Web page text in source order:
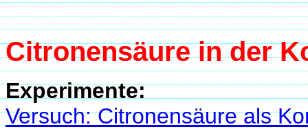
Citronensäure in der
Experimente:
Versuch: Citronensäure als